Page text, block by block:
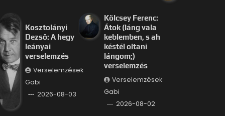
Kosztolányi
Dezső: A hegy
leányai
verselemzés
Verselemzések
Gabi
2026-08-03
Kölcsey Ferenc:
Átok (láng vala
keblemben, s ah
késtél oltani
lángom;)
verselemzés
Verselemzések
Gabi
2026-08-02